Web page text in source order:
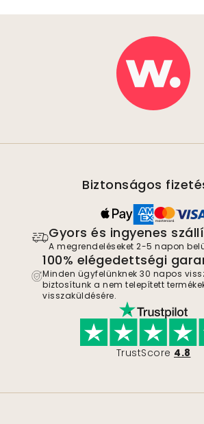
Biztonságos
Gyors és ingyenes
A megrendeléseket 2-5 napon
100% elégedettségi
Minden ügyfelünknek 30 napos
biztosítunk a nem telepített
visszaküldésére.
TrustScore 4.8